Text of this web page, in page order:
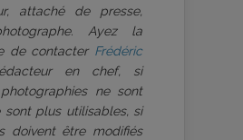
attaché de presse,
Ayez la
de contacter Frédéric
en chef, si
ne sont
sont plus utilisables, si
doivent être modifiés